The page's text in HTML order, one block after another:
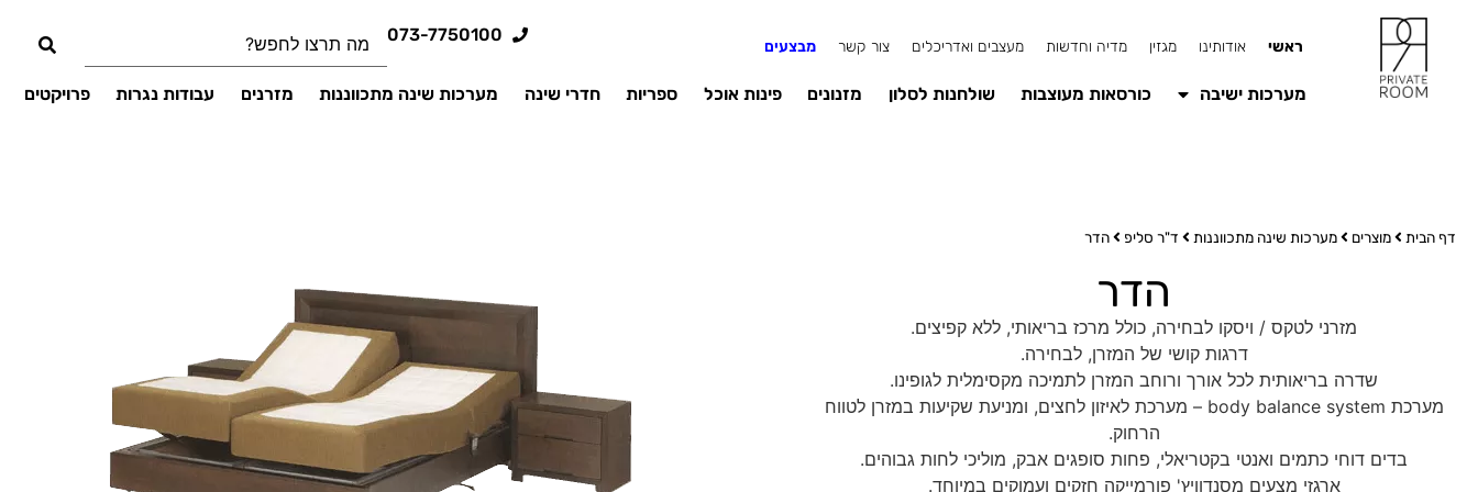
ראשי אודותינו מגזין מדיה וחדשות מעצבים ואדריכלים צור קשר מבצעים
073-7750100
מערכות ישיבה כורסאות מעוצבות שולחנות לסלון מזנונים פינות אוכל ספריות חדרי שינה מערכות שינה מתכווננות מזרנים עבודות נגרות פרויקטים
דף הבית מוצרים מערכות שינה מתכווננות ד"ר סליפ הדר
הדר
מזרני לטקס / ויסקו לבחירה, כולל מרכז בריאותי, ללא קפיצים.
דרגות קושי של המזרן, לבחירה.
שדרה בריאותית לכל אורך ורוחב המזרן לתמיכה מקסימלית לגופינו.
מערכת body balance system – מערכת לאיזון לחצים, ומניעת שקיעות במזרן לטווח
הרחוק.
בדים דוחי כתמים ואנטי בקטריאלי, פחות סופגים אבק, מוליכי לחות גבוהים.
ארגזי מצעים מסנדוויץ' פורמייקה חזקים ועמוקים במיוחד.